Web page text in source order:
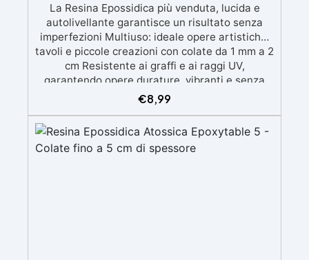
La Resina Epossidica più venduta, lucida e
autolivellante garantisce un risultato senza
imperfezioni Multiuso: ideale opere artistiche,
tavoli e piccole creazioni con colate da 1 mm a 2
cm Resistente ai graffi e ai raggi UV,
garantendo opere durature, vibranti e senza
ingiallimenti nel tempo Bassa viscosità e
formula anti-bolle per risultati impeccabili,
Certificata Atossica post catalisi per contatto
con la pelle, BPA free e VoC Free
€8,99